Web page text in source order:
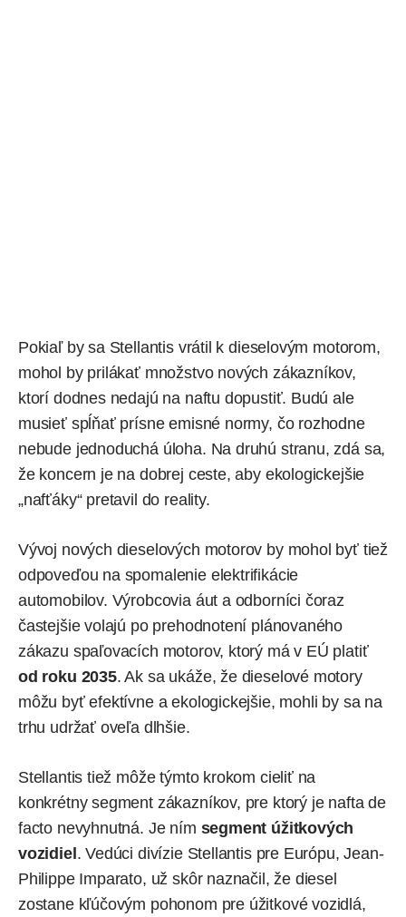
Pokiaľ by sa Stellantis vrátil k dieselovým motorom,
mohol by prilákať množstvo nových zákazníkov,
ktorí dodnes nedajú na naftu dopustiť. Budú ale
musieť spĺňať prísne emisné normy, čo rozhodne
nebude jednoduchá úloha. Na druhú stranu, zdá sa,
že koncern je na dobrej ceste, aby ekologickejšie
„nafťáky“ pretavil do reality.
Vývoj nových dieselových motorov by mohol byť tiež
odpoveďou na spomalenie elektrifikácie
automobilov. Výrobcovia áut a odborníci čoraz
častejšie volajú po prehodnotení plánovaného
zákazu spaľovacích motorov, ktorý má v EÚ platiť
od roku 2035. Ak sa ukáže, že dieselové motory
môžu byť efektívne a ekologickejšie, mohli by sa na
trhu udržať oveľa dlhšie.
Stellantis tiež môže týmto krokom cieliť na
konkrétny segment zákazníkov, pre ktorý je nafta de
facto nevyhnutná. Je ním segment úžitkových
vozidiel . Vedúci divízie Stellantis pre Európu, Jean-
Philippe Imparato, už skôr naznačil, že diesel
zostane kľúčovým pohonom pre úžitkové vozidlá,